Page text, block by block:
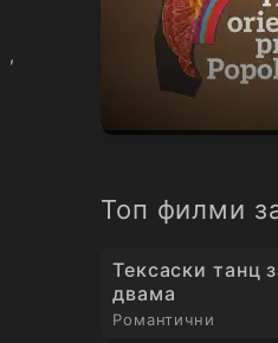
Топ филми
Тексаски танц
двама
Романтични
,